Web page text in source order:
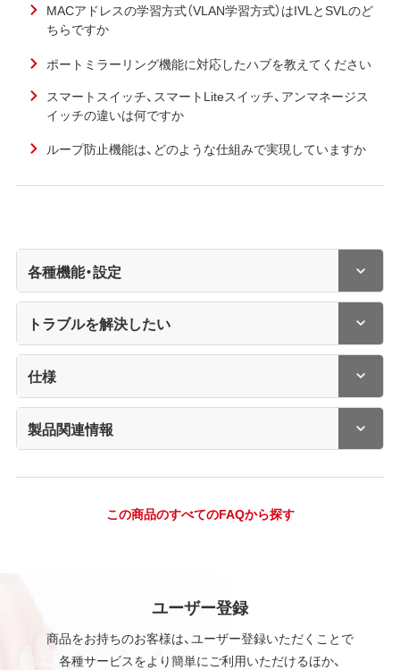
MACアドレスの学習方式（VLAN学習方式）はIVLとSVLのど
ちらですか
ポートミラーリング機能に対応したハブを教えてください
スマートスイッチ、スマートLiteスイッチ、アンマネージス
イッチの違いは何ですか
ループ防止機能は、どのような仕組みで実現していますか
各種機能・設定
トラブルを解決したい
仕様
製品関連情報
この商品のすべてのFAQから探す
ユーザー登録
商品をお持ちのお客様は、ユーザー登録いただくことで
各種サービスをより簡単にご利用いただけるほか、